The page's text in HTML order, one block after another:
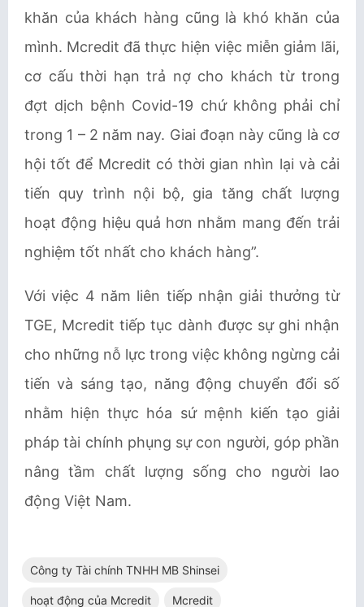
khăn của khách hàng cũng là khó khăn của
mình. Mcredit đã thực hiện việc miễn giảm lãi,
cơ cấu thời hạn trả nợ cho khách từ trong
đợt dịch bệnh Covid-19 chứ không phải chỉ
trong 1 – 2 năm nay. Giai đoạn này cũng là cơ
hội tốt để Mcredit có thời gian nhìn lại và cải
tiến quy trình nội bộ, gia tăng chất lượng
hoạt động hiệu quả hơn nhằm mang đến trải
nghiệm tốt nhất cho khách hàng”.
Với việc 4 năm liên tiếp nhận giải thưởng từ
TGE, Mcredit tiếp tục dành được sự ghi nhận
cho những nỗ lực trong việc không ngừng cải
tiến và sáng tạo, năng động chuyển đổi số
nhằm hiện thực hóa sứ mệnh kiến tạo giải
pháp tài chính phụng sự con người, góp phần
nâng tầm chất lượng sống cho người lao
động Việt Nam.
Công ty Tài chính TNHH MB Shinsei
hoạt động của Mcredit Mcredit